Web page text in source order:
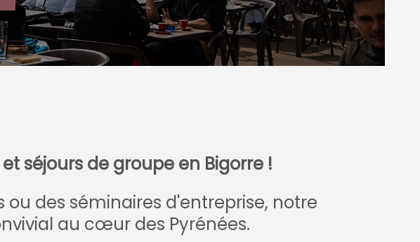
séjours de groupe en Bigorre !
des séminaires d'entreprise, notre
au cœur des Pyrénées.